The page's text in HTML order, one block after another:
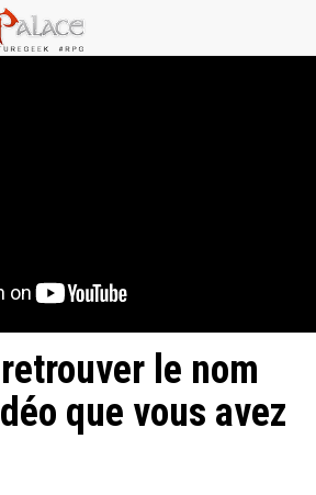
le nom
que vous avez